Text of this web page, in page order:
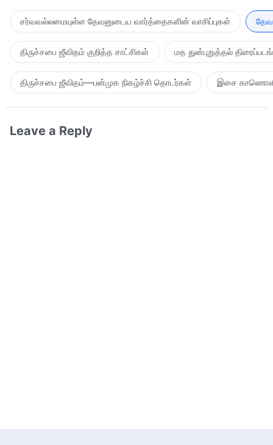
சர்வவல்லமையுள்ள தேவனுடைய வார்த்தைகளின் வாசிப்புகள்
திருச்சபை ஜீவிதம் குறித்த சாட்சிகள் மத துன்புறுத்தல்
திருச்சபை ஜீவிதம்—பன்முக நிகழ்ச்சி தொடர்கள் இசை
Leave a Reply